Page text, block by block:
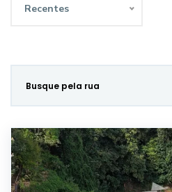
Recentes